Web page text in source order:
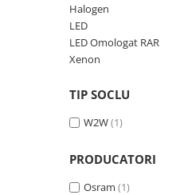
Soluții de Curățare
Curățare DPF
Becuri Auto
Auxiliare Halogen
Auxiliare LED
Halogen
LED
LED Omologat RAR
Xenon
TIP SOCLU
W2W(1)
PRODUCATORI
Osram (1)